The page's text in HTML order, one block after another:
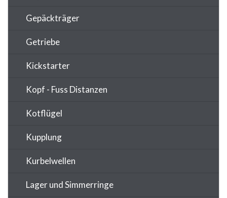
Gepäckträger
Getriebe
Kickstarter
Kopf - Fuss Distanzen
Kotflügel
Kupplung
Kurbelwellen
Lager und Simmerringe